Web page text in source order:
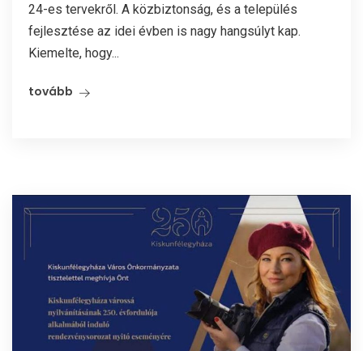
24-es tervekről. A közbiztonság, és a település
fejlesztése az idei évben is nagy hangsúlyt kap.
Kiemelte, hogy...
tovább